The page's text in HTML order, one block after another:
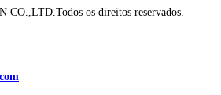
os direitos reservados.